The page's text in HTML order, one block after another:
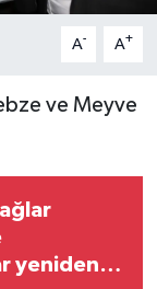
A- A+
ve Meyve
yeniden